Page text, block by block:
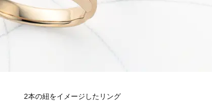
2本の紐をイメージしたリング